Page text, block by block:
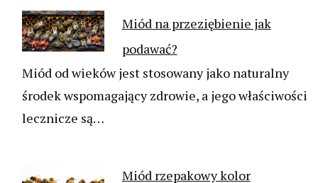
Miód na przeziębienie jak
podawać?
Miód od wieków jest stosowany jako naturalny
środek wspomagający zdrowie, a jego właściwości
lecznicze są…
Miód rzepakowy kolor